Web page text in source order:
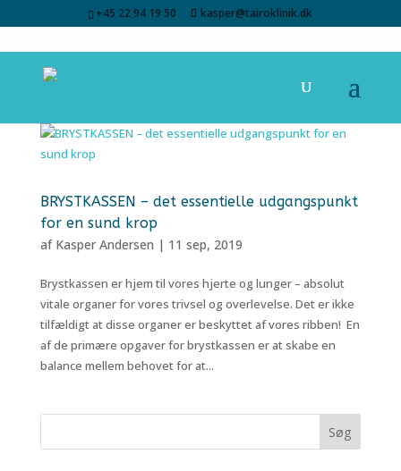
+45 22 94 19 50 kasper@tairoklinik.dk
BRYSTKASSEN – det essentielle udgangspunkt
for en sund krop
af Kasper Andersen | 11 sep, 2019
Brystkassen er hjem til vores hjerte og lunger – absolut
vitale organer for vores trivsel og overlevelse. Det er ikke
tilfældigt at disse organer er beskyttet af vores ribben! En
af de primære opgaver for brystkassen er at skabe en
balance mellem behovet for at...